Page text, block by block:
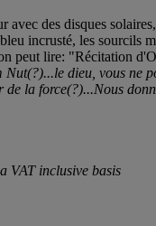
avec des disques
incrusté, les sourcils
peut lire: "Récitation
dieu, vous ne
de la force(?)...Nous
VAT inclusive basis